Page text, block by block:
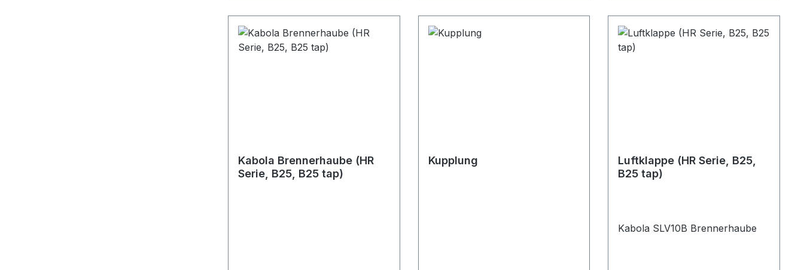
Kabola Brennerhaube (HR
Serie, B25, B25 tap)
Kupplung
Luftklappe (HR Serie, B25,
B25 tap)
Kabola SLV10B Brennerhaube